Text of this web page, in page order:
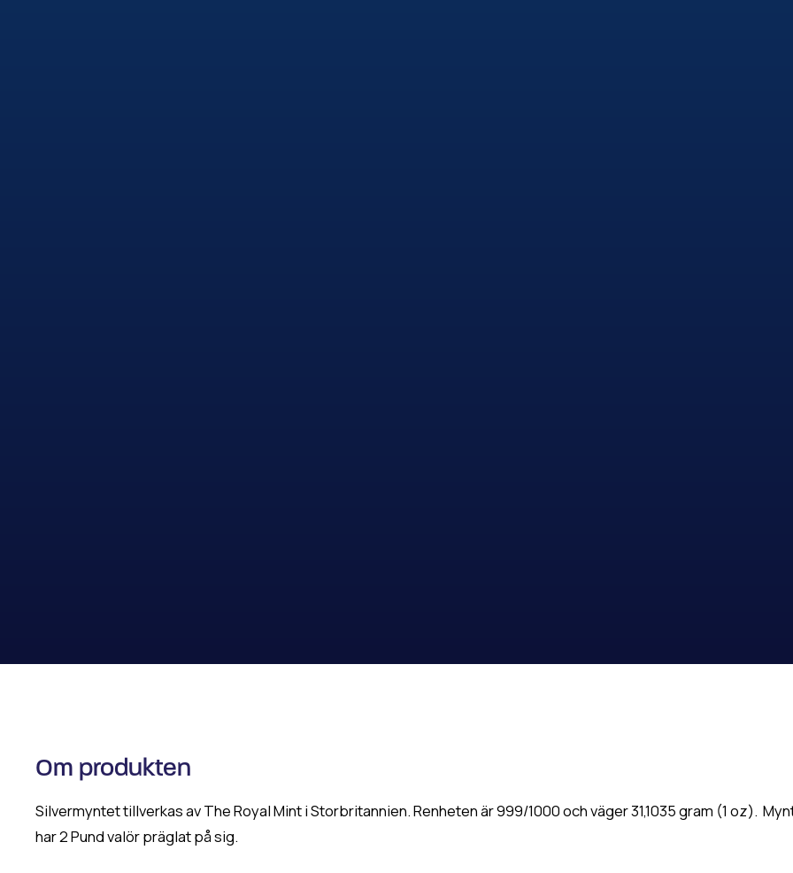
Om produkten
Silvermyntet tillverkas av The Royal Mint i Storbritannien. Renheten är 999/1000 och väger 31,1035 gram (1 oz).
har 2 Pund valör präglat på sig.